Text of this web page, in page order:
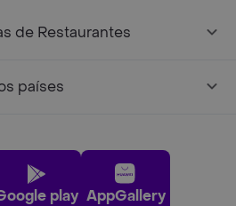
de Restaurantes
países
play AppGallery